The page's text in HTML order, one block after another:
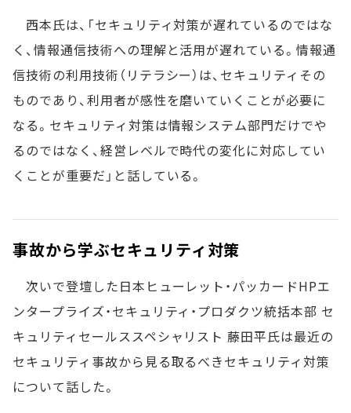
西本氏は、「セキュリティ対策が遅れているのではな
く、情報通信技術への理解と活用が遅れている。情報通
信技術の利用技術（リテラシー）は、セキュリティその
ものであり、利用者が感性を磨いていくことが必要に
なる。セキュリティ対策は情報システム部門だけでや
るのではなく、経営レベルで時代の変化に対応してい
くことが重要だ」と話している。
事故から学ぶセキュリティ対策
次いで登壇した日本ヒューレット・パッカードHPエ
ンタープライズ・セキュリティ・プロダクツ統括本部 セ
キュリティセールススペシャリスト 藤田平氏は最近の
セキュリティ事故から見る取るべきセキュリティ対策
について話した。